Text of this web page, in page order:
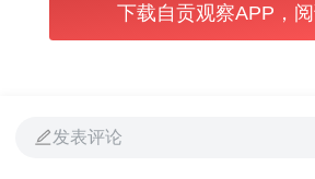
色中秋花灯，从材料分发、
制作、现场指导，每一个环
下载自贡观察APP，
发表评论